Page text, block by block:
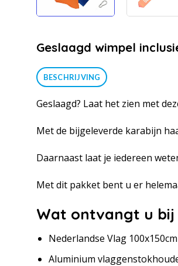
Geslaagd wimpel
BESCHRIJVING
Geslaagd? Laat het zien met
Met de bijgeleverde karabijn
Daarnaast laat je iedereen
Met dit pakket bent u er
Wat ontvangt u bij
Nederlandse Vlag 100x150cm
Aluminium